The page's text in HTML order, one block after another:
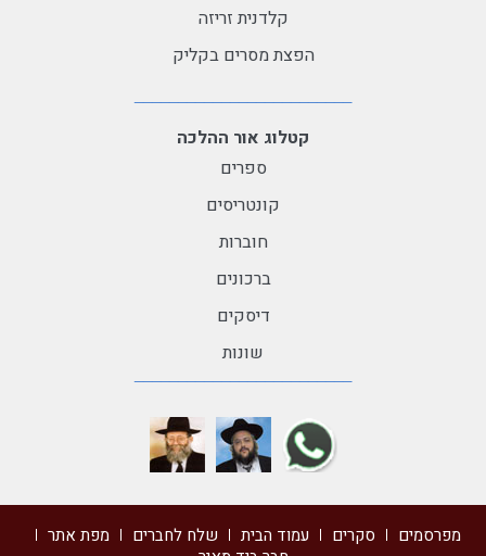
קלדנית זריזה
הפצת מסרים בקליק
קטלוג אור ההלכה
ספרים
קונטריסים
חוברות
ברכונים
דיסקים
שונות
מפרסמים סקרים עמוד הבית שלח לחברים
מפת אתר